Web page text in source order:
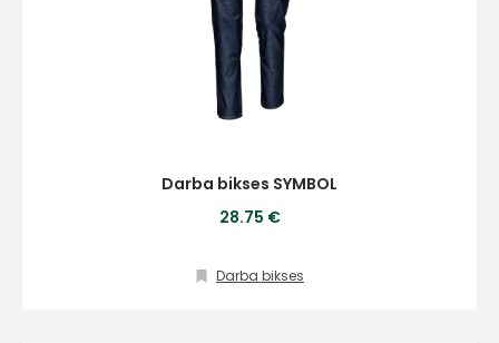
Darba bikses SYMBOL
28.75 €
Darba bikses